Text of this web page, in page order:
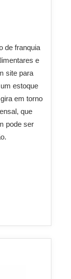
de franquia
e
site para
estoque
em torno
que
pode ser